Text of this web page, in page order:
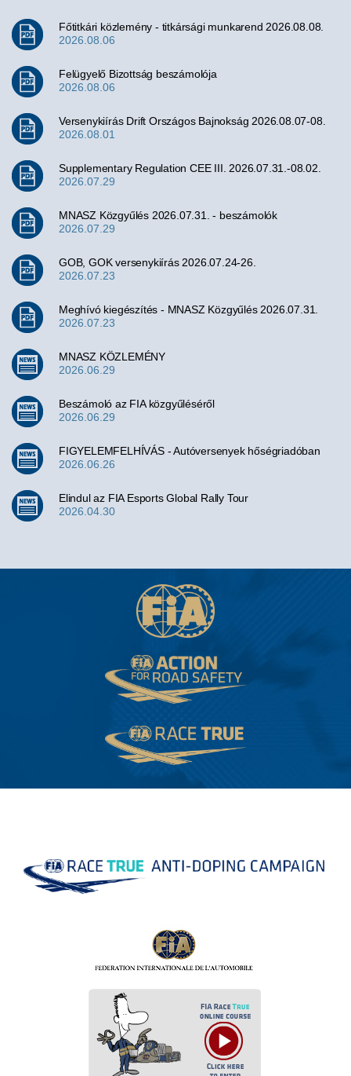
Főtitkári közlemény - titkársági munkarend 2026.08.08.
2026.08.06
Felügyelő Bizottság beszámolója
2026.08.06
Versenykiírás Drift Országos Bajnokság 2026.08.07-08.
2026.08.01
Supplementary Regulation CEE III. 2026.07.31.-08.02.
2026.07.29
MNASZ Közgyűlés 2026.07.31. - beszámolók
2026.07.29
GOB, GOK versenykiírás 2026.07.24-26.
2026.07.23
Meghívó kiegészítés - MNASZ Közgyűlés 2026.07.31.
2026.07.23
MNASZ KÖZLEMÉNY
2026.06.29
Beszámoló az FIA közgyűléséről
2026.06.29
FIGYELEMFELHÍVÁS - Autóversenyek hőségriadóban
2026.06.26
Elindul az FIA Esports Global Rally Tour
2026.04.30